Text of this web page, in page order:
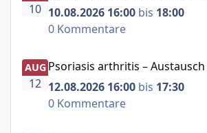
10 10.08.2026 16:00 bis 18:00
0 Kommentare
Psoriasis arthritis – Austausch für
AUG
12
Psoriasis arthritis –
12.08.2026 16:00 bis 17:30
0 Kommentare
Varel: Treffen der Psoriasis-